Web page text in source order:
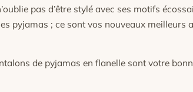
pas d’être stylé avec ses motifs
pyjamas ; ce sont vos nouveaux meilleurs
de pyjamas en flanelle sont votre